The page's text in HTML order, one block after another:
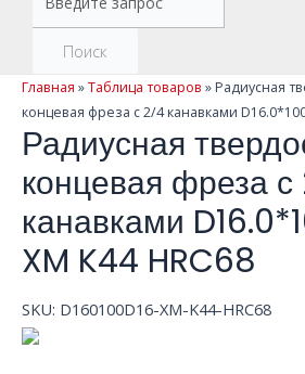
товаров
Поиск
Главная »Таблица товаров » Радиусная
концевая фреза с 2/4 канавками
Радиусная
концевая фреза
канавками
XM K44 HRC68
SKU: D160100D16-XM-K44-HRC68